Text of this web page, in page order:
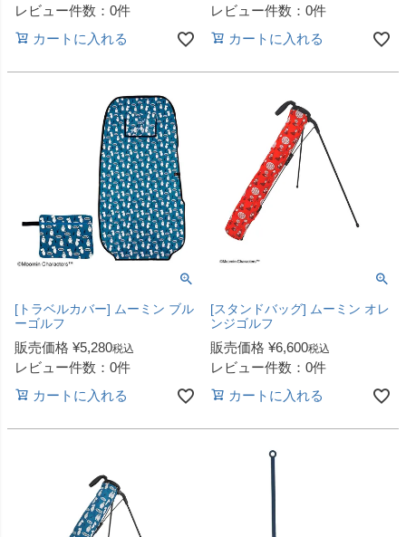
レビュー件数：0件
カートに入れる
レビュー件数：0件
カートに入れる
[トラベルカバー] ムーミン ブル
ーゴルフ
販売価格 ¥5,280税込
レビュー件数：0件
カートに入れる
[スタンドバッグ] ムーミン オレ
ンジゴルフ
販売価格 ¥6,600税込
レビュー件数：0件
カートに入れる